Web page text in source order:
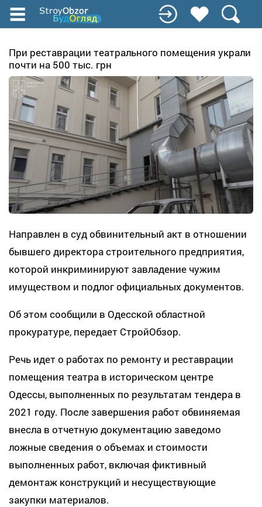
Перейти
содержанию
При реставрации театрального помещения украли
почти на 500 тыс. грн
Направлен в суд обвинительный акт в отношении
бывшего директора строительного предприятия,
которой инкриминируют завладение чужим
имуществом и подлог официальных документов.
Об этом сообщили в Одесской областной
прокуратуре, передает СтройОбзор.
Речь идет о работах по ремонту и реставрации
помещения театра в историческом центре
Одессы, выполненных по результатам тендера в
2021 году. После завершения работ обвиняемая
внесла в отчетную документацию заведомо
ложные сведения о объемах и стоимости
выполненных работ, включая фиктивный
демонтаж конструкций и несуществующие
закупки материалов.